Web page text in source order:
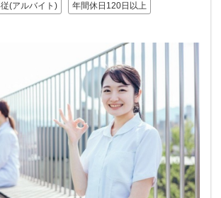
(アルバイト) 年間休日120日以上